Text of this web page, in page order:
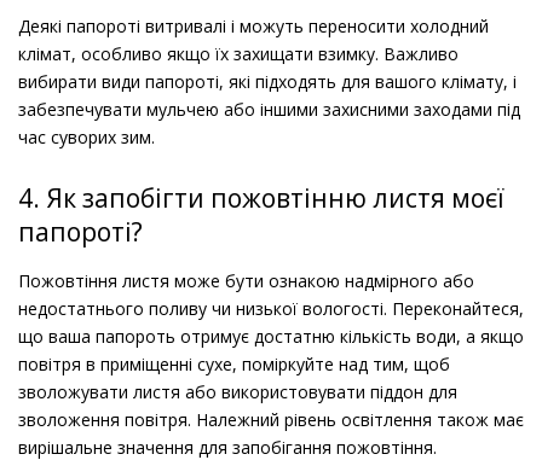
Деякі папороті витривалі і можуть переносити холодний
клімат, особливо якщо їх захищати взимку. Важливо
вибирати види папороті, які підходять для вашого клімату, і
забезпечувати мульчею або іншими захисними заходами під
час суворих зим.
4. Як запобігти пожовтінню листя моєї
папороті?
Пожовтіння листя може бути ознакою надмірного або
недостатнього поливу чи низької вологості. Переконайтеся,
що ваша папороть отримує достатню кількість води, а якщо
повітря в приміщенні сухе, поміркуйте над тим, щоб
зволожувати листя або використовувати піддон для
зволоження повітря. Належний рівень освітлення також має
вирішальне значення для запобігання пожовтіння.